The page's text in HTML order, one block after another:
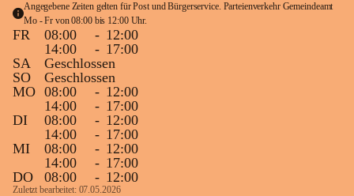
Angegebene Zeiten gelten für Post und Bürgerservice. Parteienverkehr Gemeindeamt
Mo - Fr von 08:00 bis 12:00 Uhr.
FR 08:00 - 12:00
14:00
- 17:00
SA
Geschlossen
SO
Geschlossen
MO 08:00 - 12:00
14:00
- 17:00
DI
08:00 - 12:00
14:00
- 17:00
MI
08:00 - 12:00
14:00
- 17:00
DO
08:00 - 12:00
Zuletzt bearbeitet: 07.05.2026